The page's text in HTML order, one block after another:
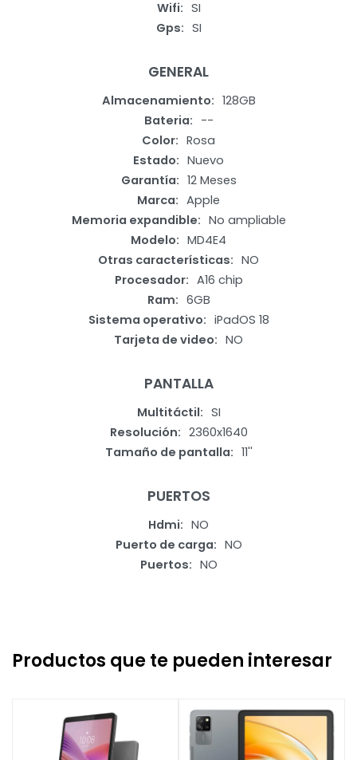
Wifi
SI
Gps
SI
GENERAL
Almacenamiento
128GB
Bateria
--
Color
Rosa
Estado
Nuevo
Garantía
12 Meses
Marca
Apple
Memoria expandible
No ampliable
Modelo
MD4E4
Otras características
NO
Procesador
A16 chip
Ram
6GB
Sistema operativo
iPadOS 18
Tarjeta de video
NO
PANTALLA
Multitáctil
SI
Resolución
2360x1640
Tamaño de pantalla
11''
PUERTOS
Hdmi
NO
Puerto de carga
NO
Puertos
NO
Productos que te pueden interesar